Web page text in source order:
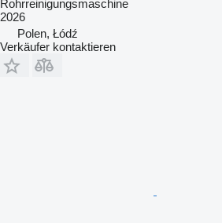
Rohrreinigungsmaschine
2026
Polen, Łódź
Verkäufer kontaktieren